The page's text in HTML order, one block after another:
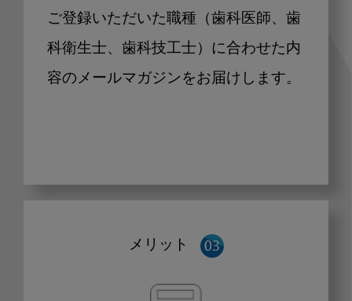
ご登録いただいた職種（歯科医師、歯
科衛生士、歯科技工士）に合わせた内
容のメールマガジンをお届けします。
メリット